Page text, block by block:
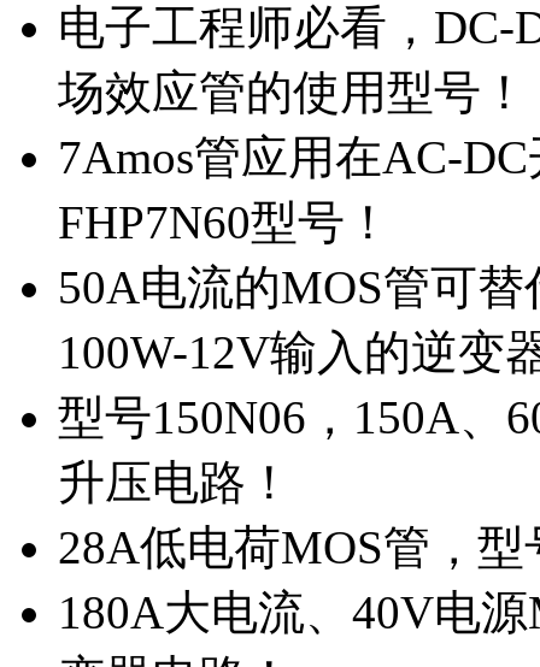
电子工程师必看，DC-
场效应管的使用型号！
7Amos管应用在AC-
FHP7N60型号！
50A电流的MOS管可
100W-12V输入的逆变
型号150N06，150A、
升压电路！
28A低电荷MOS管，
180A大电流、40V电